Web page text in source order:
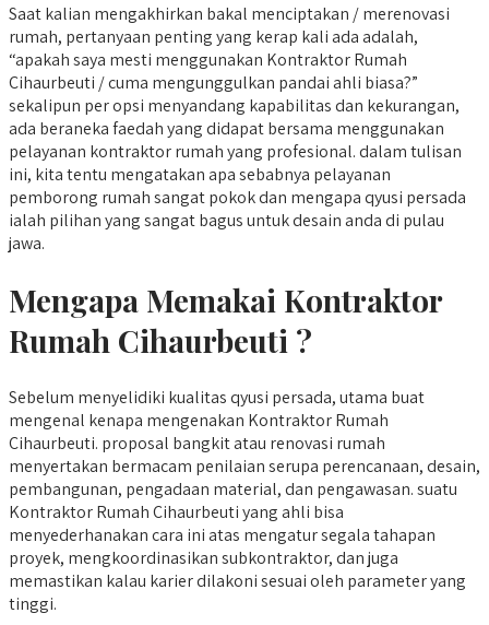
Saat kalian mengakhirkan bakal menciptakan / merenovasi
rumah, pertanyaan penting yang kerap kali ada adalah,
“apakah saya mesti menggunakan Kontraktor Rumah
Cihaurbeuti / cuma mengunggulkan pandai ahli biasa?”
sekalipun per opsi menyandang kapabilitas dan kekurangan,
ada beraneka faedah yang didapat bersama menggunakan
pelayanan kontraktor rumah yang profesional. dalam tulisan
ini, kita tentu mengatakan apa sebabnya pelayanan
pemborong rumah sangat pokok dan mengapa qyusi persada
ialah pilihan yang sangat bagus untuk desain anda di pulau
jawa.
Mengapa Memakai Kontraktor
Rumah Cihaurbeuti ?
Sebelum menyelidiki kualitas qyusi persada, utama buat
mengenal kenapa mengenakan Kontraktor Rumah
Cihaurbeuti. proposal bangkit atau renovasi rumah
menyertakan bermacam penilaian serupa perencanaan, desain,
pembangunan, pengadaan material, dan pengawasan. suatu
Kontraktor Rumah Cihaurbeuti yang ahli bisa
menyederhanakan cara ini atas mengatur segala tahapan
proyek, mengkoordinasikan subkontraktor, dan juga
memastikan kalau karier dilakoni sesuai oleh parameter yang
tinggi.